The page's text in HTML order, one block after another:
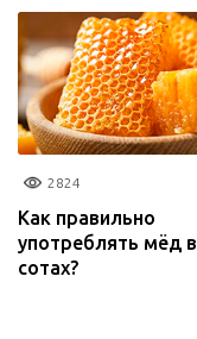
2824
Как правильно
употреблять мёд в
сотах?